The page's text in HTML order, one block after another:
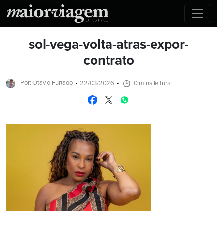
sol-vega-volta-atras-expor-
contrato
Por: Otavio Furtado 22/03/2026 0 mins leitura